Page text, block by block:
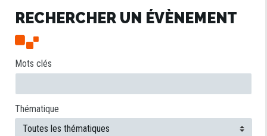
RECHERCHER UN ÉVÈNEMENT
Mots clés
Thématique